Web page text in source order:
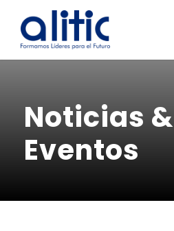
Noticias &
Eventos